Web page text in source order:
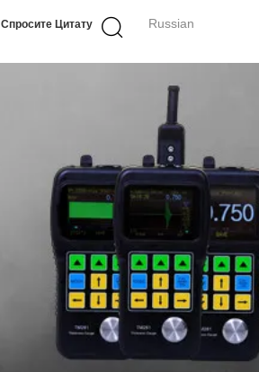
Russian
Спросите Цитату